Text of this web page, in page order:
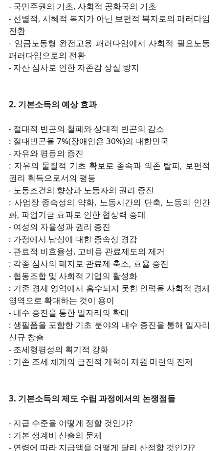
- 국민주권의 기초, 사회적 공화국의 기초
- 선별적, 시혜적 복지가 아닌 보편적 복지로의 패러다임
전환
- 임금노동형 완전고용 패러다임에서 사회적 필요노동
패러다임으로의 전환
- 자산 심사로 인한 자존감 상실 방지
2. 기본소득의 예상 효과
- 절대적 빈곤의 철폐와 상대적 빈곤의 감소
: 절대빈곤율 7%(장애인은 30%)의 대한민국
- 자유와 평등의 증진
: 자유의 물질적 기초 확보로 종속과 의존 탈피, 보편적
권리 획득으로서의 평등
- 노동조건의 향상과 노동자의 권리 증진
: 사업장 종속성의 약화, 노동시간의 단축, 노동의 인간
화, 파업기금 효과로 인한 협상력 증대
- 여성의 자율성과 권리 증진
: 가정에서 남성에 대한 종속성 경감
- 관료적 비효율성, 고비용 관료제도의 제거
: 각종 심사의 폐지로 관료제 축소, 효율 증진
- 협동조합 및 사회적 기업의 활성화
: 기존 경제 영역에서 흡수되지 못한 인력을 사회적 경제
영역으로 확대하는 것이 용이
- 내수 증진을 통한 일자리의 확대
: 생필품을 포함한 기초 분야의 내수 증진을 통해 일자리
신규 창출
- 조세형평성의 획기적 강화
: 기존 조세 체계의 급진적 개혁이 재원 마련의 전제
3. 기본소득의 제도 수립 과정에서의 논쟁점들
- 지급 수준을 어떻게 정할 것인가?
: 기본 생계비 산출의 문제
- 연령에 따라 지급액을 어떻게 달리 산정할 것인가?